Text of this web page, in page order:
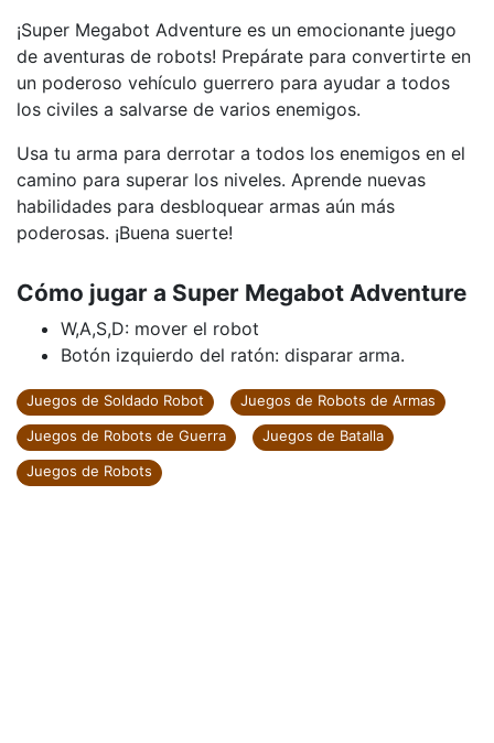
¡Super Megabot Adventure es un emocionante juego
de aventuras de robots! Prepárate para convertirte en
un poderoso vehículo guerrero para ayudar a todos
los civiles a salvarse de varios enemigos.
Usa tu arma para derrotar a todos los enemigos en el
camino para superar los niveles. Aprende nuevas
habilidades para desbloquear armas aún más
poderosas. ¡Buena suerte!
Cómo jugar a Super Megabot Adventure
W,A,S,D: mover el robot
Botón izquierdo del ratón: disparar arma.
Juegos de Soldado Robot
Juegos de Robots de Armas
Juegos de Robots de Guerra
Juegos de Batalla
Juegos de Robots